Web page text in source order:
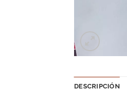
DESCRIPCIÓN